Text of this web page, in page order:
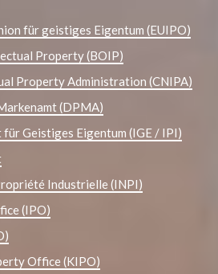
für geistiges Eigentum (EUIPO)
Property (BOIP)
Property Administration (CNIPA)
(DPMA)
Geistiges Eigentum (IGE / IPI)
Industrielle (INPI)
(IPO)
Office (KIPO)